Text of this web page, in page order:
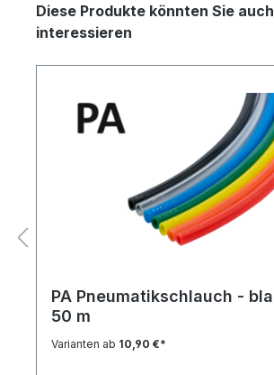
Produktgalerie überspringen
Diese Produkte könnten Sie auch
interessieren
PA Pneumatikschlauch -
50 m
Varianten ab 10,90 €*